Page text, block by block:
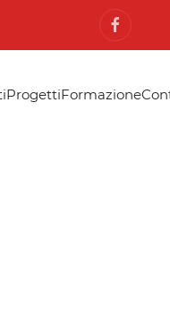
ProgettiFormazione